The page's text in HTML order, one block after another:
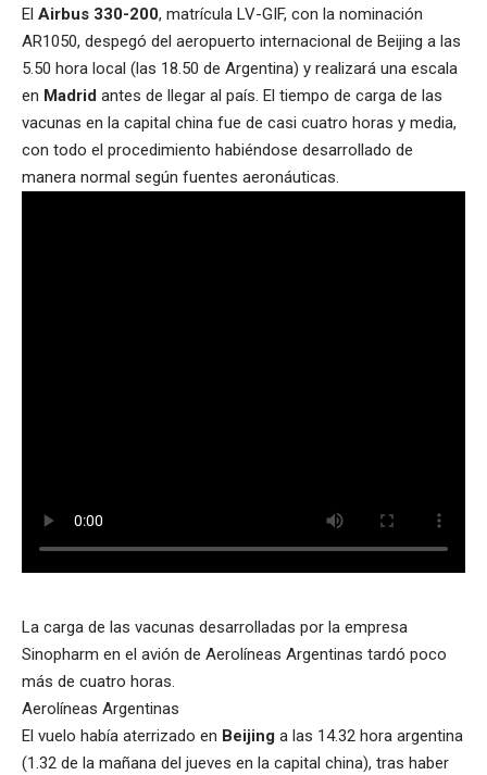
El Airbus 330-200, matrícula LV-GIF, con la nominación
AR1050, despegó del aeropuerto internacional de Beijing a las
5.50 hora local (las 18.50 de Argentina) y realizará una escala
en Madrid antes de llegar al país. El tiempo de carga de las
vacunas en la capital china fue de casi cuatro horas y media,
con todo el procedimiento habiéndose desarrollado de
manera normal según fuentes aeronáuticas.
La carga de las vacunas desarrolladas por la empresa
Sinopharm en el avión de Aerolíneas Argentinas tardó poco
más de cuatro horas.
Aerolíneas Argentinas
El vuelo había aterrizado en Beijing a las 14.32 hora argentina
(1.32 de la mañana del jueves en la capital china), tras haber